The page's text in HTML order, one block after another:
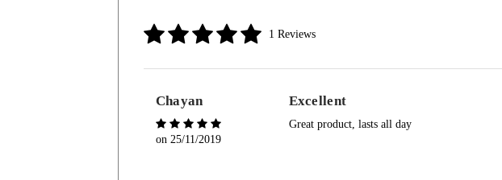
1 Reviews
Chayan
on 25/11/2019
Excellent
Great product, lasts all day